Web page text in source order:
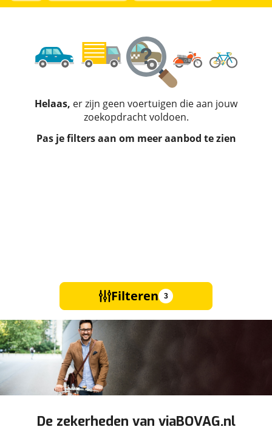
Helaas, er zijn geen voertuigen die aan jouw
zoekopdracht voldoen.
Pas je filters aan om meer aanbod te zien
Filteren 3
De zekerheden van viaBOVAG.nl